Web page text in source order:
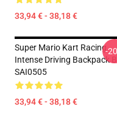
33,94 € - 38,18 €
Super Mario Kart Racing
Intense Driving Backpack
SAI0505
33,94 € - 38,18 €
-